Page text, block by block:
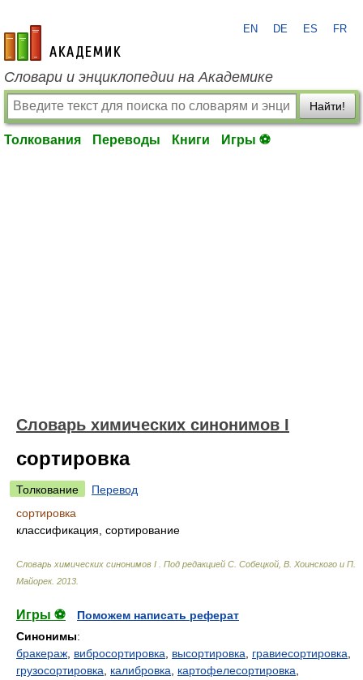
academic.ru
EN DE ES FR
Словари и энциклопедии на Академике
Найти!
Толкования Переводы Книги Игры ⚽
Cловарь химических синонимов I
сортировка
Толкование
Перевод
сортировка
классификация, сортирование
Cловарь химических синонимов I
Под редакцией С. Собецкой, В. Хоинского и П.
Майорек. 2013
Игры ⚽
Поможем написать реферат
Синонимы:
бракераж вибросортировка высортировка гравиесортировка
грузосортировка
калибровка картофелесортировка